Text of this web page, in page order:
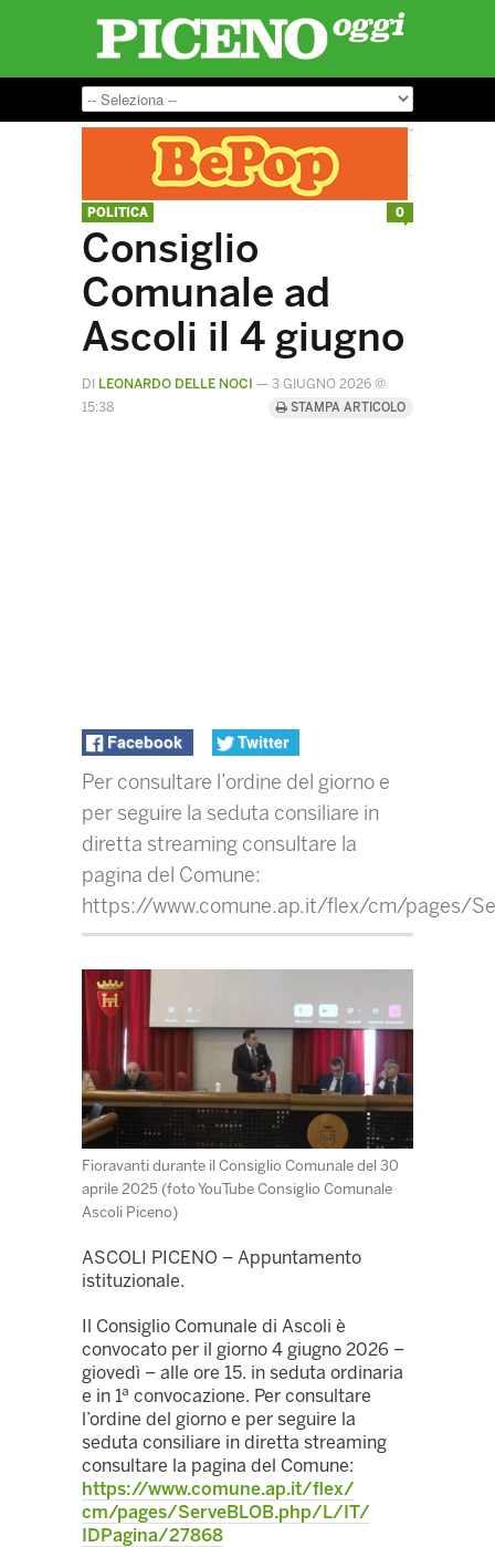
POLITICA
Consiglio
Comunale ad
Ascoli il 4 giugno
DI LEONARDO DELLE NOCI — 3 GIUGNO 2026 @
15:38
STAMPA ARTICOLO
Facebook Twitter
Per consultare l’ordine del giorno e
per seguire la seduta consiliare in
diretta streaming consultare la
pagina del Comune:
https://www.comune.ap.it/flex/cm/pages/
Fioravanti durante il Consiglio Comunale del 30
aprile 2025 (foto YouTube Consiglio Comunale
Ascoli Piceno)
ASCOLI PICENO – Appuntamento
istituzionale.
Il Consiglio Comunale di Ascoli è
convocato per il giorno 4 giugno 2026 –
giovedì – alle ore 15. in seduta ordinaria
e in 1ª convocazione. Per consultare
l’ordine del giorno e per seguire la
seduta consiliare in diretta streaming
consultare la pagina del Comune:
https://www.comune.ap.it/flex/
cm/pages/ServeBLOB.php/L/IT/
IDPagina/27868
0